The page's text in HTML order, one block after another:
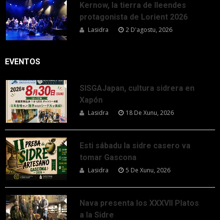
Kernow, la tierra de lleendes
protagonista de Lorient 2026
Lasidra 2 D'agostu, 2026
EVENTOS
SISGAJapan, cultura sidrera en
Xapón
Lasidra 18 De Xunu, 2026
Esti sábadu la sidre casero va
tomar Gascona
Lasidra 5 De Xunu, 2026
Nava presenta los XXXVII Platos
a la Sidre